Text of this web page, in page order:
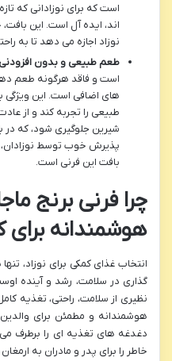
است که برای نوزادانی که
اند، ایده آل است. این
نوزاد اجازه می دهد تا به
طعم طبیعی و بدون
است و فاقد هرگونه طعم
های اضافی است. این ویژگی
طبیعی را تجربه کند و از
شیرین جلوگیری شود، که
پذیرش خوب توسط
بافت این فرنی است.
چرا فرنی برنج
هوشمندانه
انتخاب غذای کمکی برای نوزاد،
گذاری در سلامت، رشد و آینده
نظیری از سلامت، راحتی، تغذیه
هوشمندانه و مطمئن برای
دغدغه های تغذیه ای را برطرف
خاطر را برای پدر و مادران به